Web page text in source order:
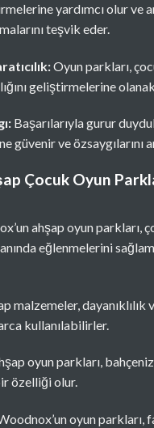
yardımcı olur ve
teşvik eder.
Oyun parkları,
geliştirmelerine
Başarılarıyla gurur
güvenir ve özsaygılarını
Çocuk Oyun
ahşap oyun parkları,
eğlenmelerini
malzemeler, dayanıklılık
kullanılabilirler.
oyun parkları,
özelliği olur.
oyun parkları,